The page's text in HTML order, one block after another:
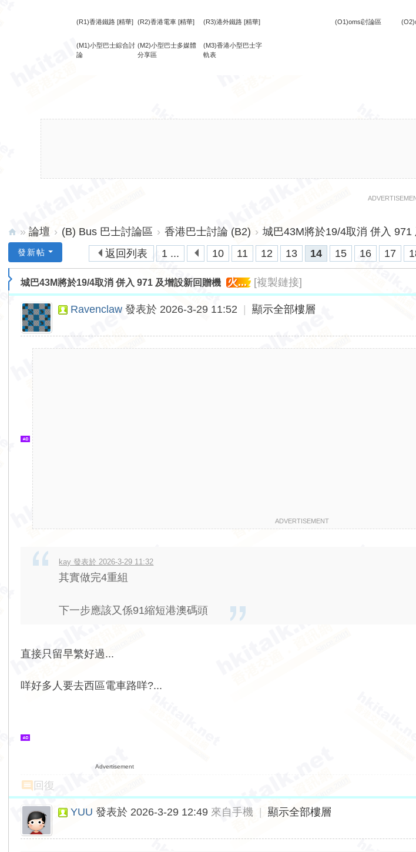
(R1)香港鐵路 [精華] (R2)香港電車 [精華] (R3)港外鐵路 [精華] (O1)omsi討論區
(M1)小型巴士綜合討
論
(M2)小型巴士多媒體
分享區
(M3)香港小型巴士字
軌表
lk.
» 論壇 › (B) Bus 巴士討論區 › 香港巴士討論 (B2) › 城巴43M將於19/4取消 併入 971
1 ...
10 11 12 13 14 15 16 17
返回列表
發新帖
城巴43M將於19/4取消 併入 971 及增設新回贈機 火... [複製鏈接]
Ravenclaw 發表於 2026-3-29 11:52 顯示全部樓層
ADVERTISEMENT
kay 發表於 2026-3-29 11:32
其實做完4重組
下一步應該又係91縮短港澳碼頭
直接只留早繁好過...
咩好多人要去西區電車路咩?...
Advertisement
回復
YUU 發表於 2026-3-29 12:49 來自手機 顯示全部樓層